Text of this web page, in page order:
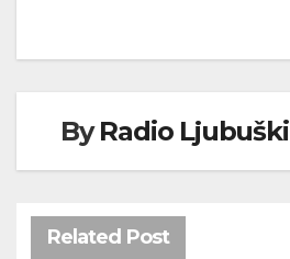
ByRadio Ljubuški
Related Post